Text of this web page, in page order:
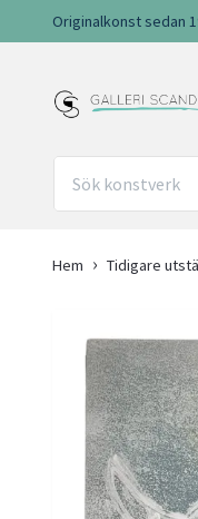
Originalkonst sedan
Hem Tidigare